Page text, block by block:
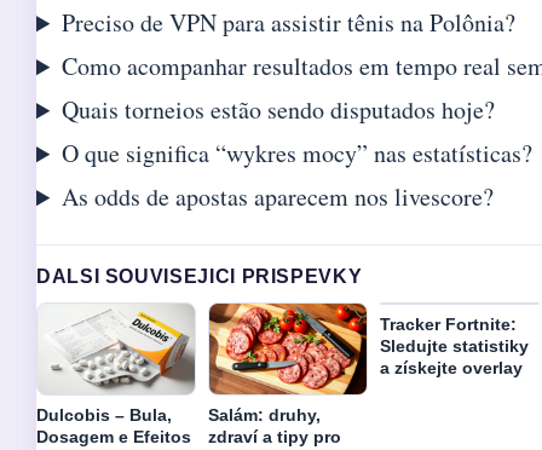
Preciso de VPN para assistir tênis na Polônia?
Como acompanhar resultados em tempo real
Quais torneios estão sendo disputados hoje?
O que significa “wykres mocy” nas estatísticas?
As odds de apostas aparecem nos livescore?
DALSI SOUVISEJICI PRISPEVKY
Dulcobis – Bula,
Dosagem e Efeitos
Salám: druhy,
zdraví a tipy pro
Tracker Fortnite:
Sledujte statistiky
a získejte overlay